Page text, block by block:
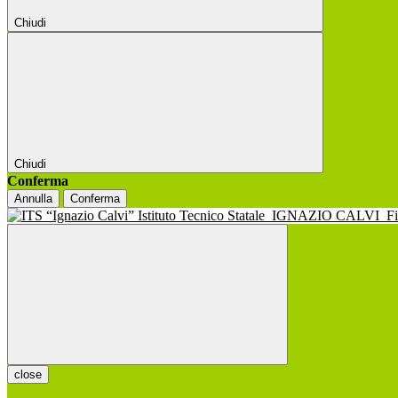
Chiudi
Chiudi
Conferma
Annulla Conferma
Istituto Tecnico Statale IGNAZIO CALVI
close